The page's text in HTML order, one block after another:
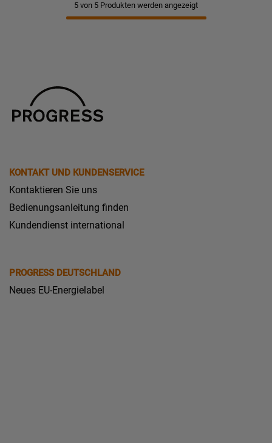
5 von 5 Produkten werden angezeigt
KONTAKT UND KUNDENSERVICE
Kontaktieren Sie uns
Bedienungsanleitung finden
Kundendienst international
PROGRESS DEUTSCHLAND
Neues EU-Energielabel